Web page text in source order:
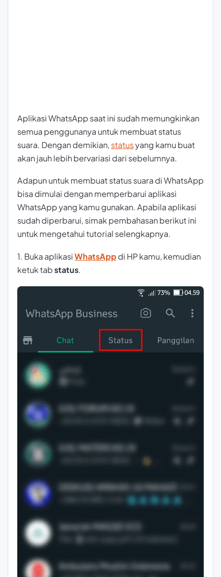
Aplikasi WhatsApp saat ini sudah memungkinkan
semua penggunanya untuk membuat status
suara. Dengan demikian, statusyang kamu buat
akan jauh lebih bervariasi dari sebelumnya.
Adapun untuk membuat status suara di WhatsApp
bisa dimulai dengan memperbarui aplikasi
WhatsApp yang kamu gunakan. Apabila aplikasi
sudah diperbarui, simak pembahasan berikut ini
untuk mengetahui tutorial selengkapnya.
1. Buka aplikasiWhatsAppdi HP kamu, kemudian
ketuk tabstatus.